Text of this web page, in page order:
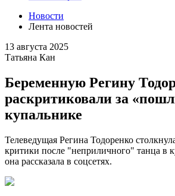
Новости
Лента новостей
13 августа 2025
Татьяна Кан
Беременную Регину
раскритиковали за
купальнике
Телеведущая Регина Тодоренко
критики после "неприличного" танца в
она рассказала в соцсетях.